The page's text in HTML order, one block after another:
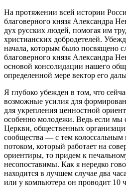
На протяжении всей истории
благоверного князя Александра
дух русских людей, помогая им
христианских добродетелей.
начала, которым было посвящено
благоверного князя Александра
основой консолидации нашего
определенной мере вектор его
Я глубоко убежден в том, что
возможные усилия для
для укрепления ценностной
особенно молодежи. Ведь если
Церкви, общественных
сообщества — с тем
потоком, который работает на
ориентиры, то придем к
несопоставимы. Как я нередко
находится в лучшем случае два
или у компьютера он проводит 10